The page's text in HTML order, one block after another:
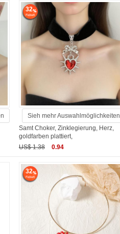
32
Sieh mehr Auswahlmöglichkeiten
Samt Choker, Zinklegierung, Herz,
goldfarben plattiert,
US$ 1.38
0.94
32